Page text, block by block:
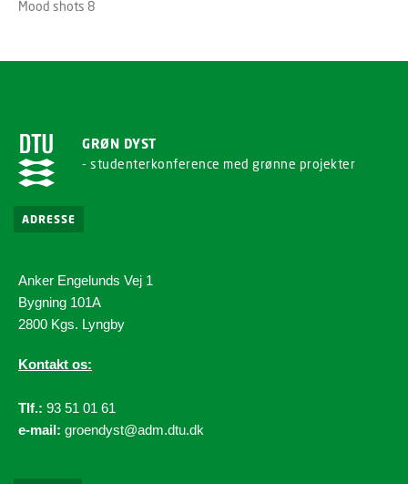
Mood shots 8
GRØN DYST
- studenterkonference med grønne projekter
ADRESSE
Anker Engelunds Vej 1
Bygning 101A
2800 Kgs. Lyngby
Kontakt os:
Tlf.: 93 51 01 61
e-mail: groendyst@adm.dtu.dk